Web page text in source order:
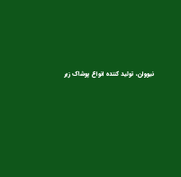
نیووان، تولید كننده انواع پوشاک زیر